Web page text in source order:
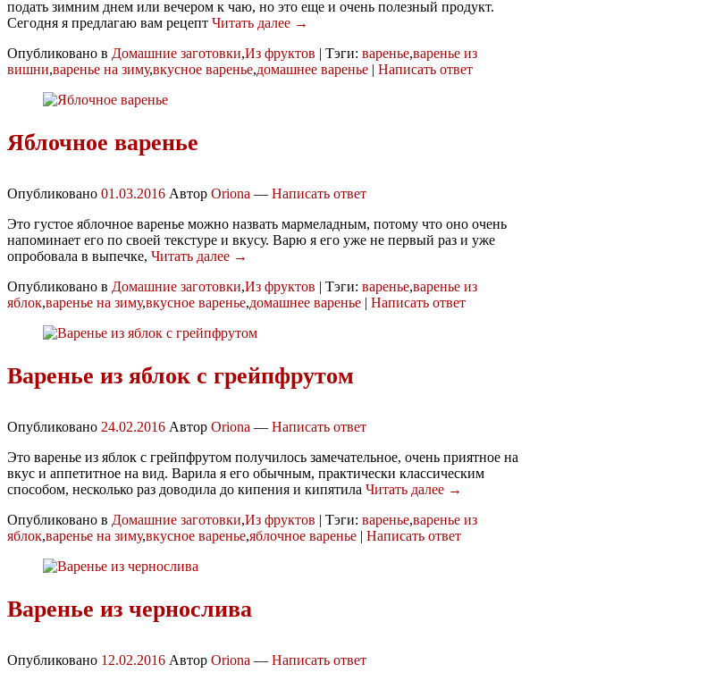
подать зимним днем или вечером к чаю, но это еще и очень полезный продукт.
Сегодня я предлагаю вам рецепт Читать далее →
Опубликовано в Домашние заготовки,Из фруктов | Тэги: варенье,варенье из
вишни,варенье на зиму,вкусное варенье,домашнее варенье | Написать ответ
Яблочное варенье
Опубликовано 01.03.2016 Автор Oriona — Написать ответ
Это густое яблочное варенье можно назвать мармеладным, потому что оно очень
напоминает его по своей текстуре и вкусу. Варю я его уже не первый раз и уже
опробовала в выпечке, Читать далее →
Опубликовано в Домашние заготовки,Из фруктов | Тэги: варенье,варенье из
яблок,варенье на зиму,вкусное варенье,домашнее варенье | Написать ответ
Варенье из яблок с грейпфрутом
Опубликовано 24.02.2016 Автор Oriona — Написать ответ
Это варенье из яблок с грейпфрутом получилось замечательное, очень приятное на
вкус и аппетитное на вид. Варила я его обычным, практически классическим
способом, несколько раз доводила до кипения и кипятила Читать далее →
Опубликовано в Домашние заготовки,Из фруктов | Тэги: варенье,варенье из
яблок,варенье на зиму,вкусное варенье,яблочное варенье | Написать ответ
Варенье из чернослива
Опубликовано 12.02.2016 Автор Oriona — Написать ответ